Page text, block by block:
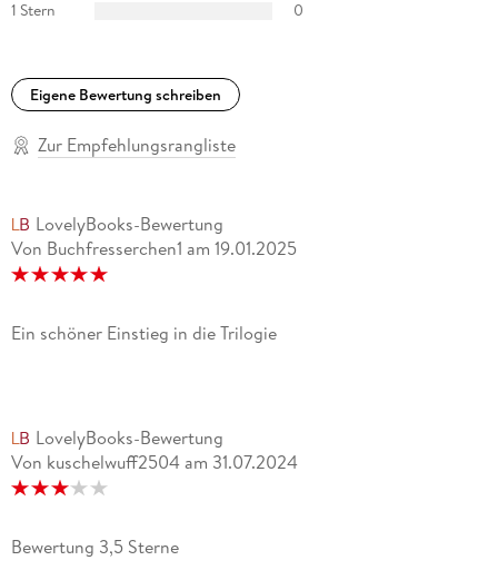
1 Stern
0
Eigene Bewertung schreiben
Zur Empfehlungsrangliste
LovelyBooks-Bewertung
Von Buchfresserchen1 am 19.01.2025
Ein schöner Einstieg in die Trilogie
LovelyBooks-Bewertung
Von kuschelwuff2504 am 31.07.2024
Bewertung 3,5 Sterne